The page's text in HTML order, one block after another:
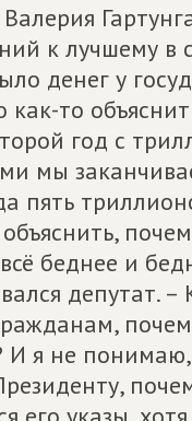
к лучшему в
денег у
то
год с
мы
пять
беднее и
депутат. –
И я не